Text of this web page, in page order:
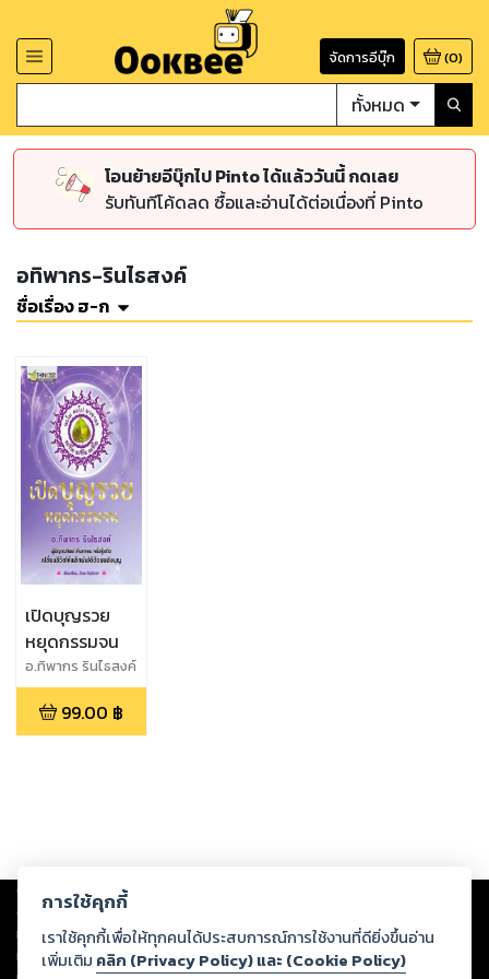
จัดการอีบุ๊ก (0)
ทั้งหมด
โอนย้ายอีบุ๊กไป Pinto ได้แล้ววันนี้ กดเลย
รับทันทีโค้ดลด ซื้อและอ่านได้ต่อเนื่องที่ Pinto
อทิพากร-รินไธสงค์
ชื่อเรื่อง ฮ-ก
เปิดบุญรวย
หยุดกรรมจน
อ.ทิพากร รินไธสงค์
99.00 ฿
Copyright © 2026
ต่อผลงานหรือเนื้อหาใดที่อัปโหลดผ่านเว็บไซต์และปรากฏว่าละเมิดสิทธิใน
ทรัพย์สินทางปัญญาของบุคคลอื่นหรือขัดต่อกฎหมายและศีลธรรม ดังนั้น ผู้อ่าน
ทุกท่านโปรดใช้วิจารณญาณในการกลั่นกรองด้วยตนเอง และหากท่านพบว่าส่วน
การใช้คุกกี้
เราใช้คุกกี้เพื่อให้ทุกคนได้ประสบการณ์การใช้งานที่ดียิ่งขึ้นอ่าน
เพิ่มเติม คลิก (Privacy Policy) และ (Cookie Policy)